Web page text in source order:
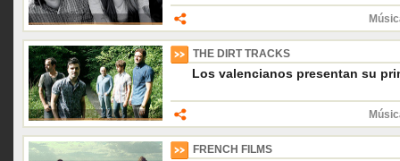
THE DIRT TRACKS
Los valencianos presentan su
FRENCH FILMS